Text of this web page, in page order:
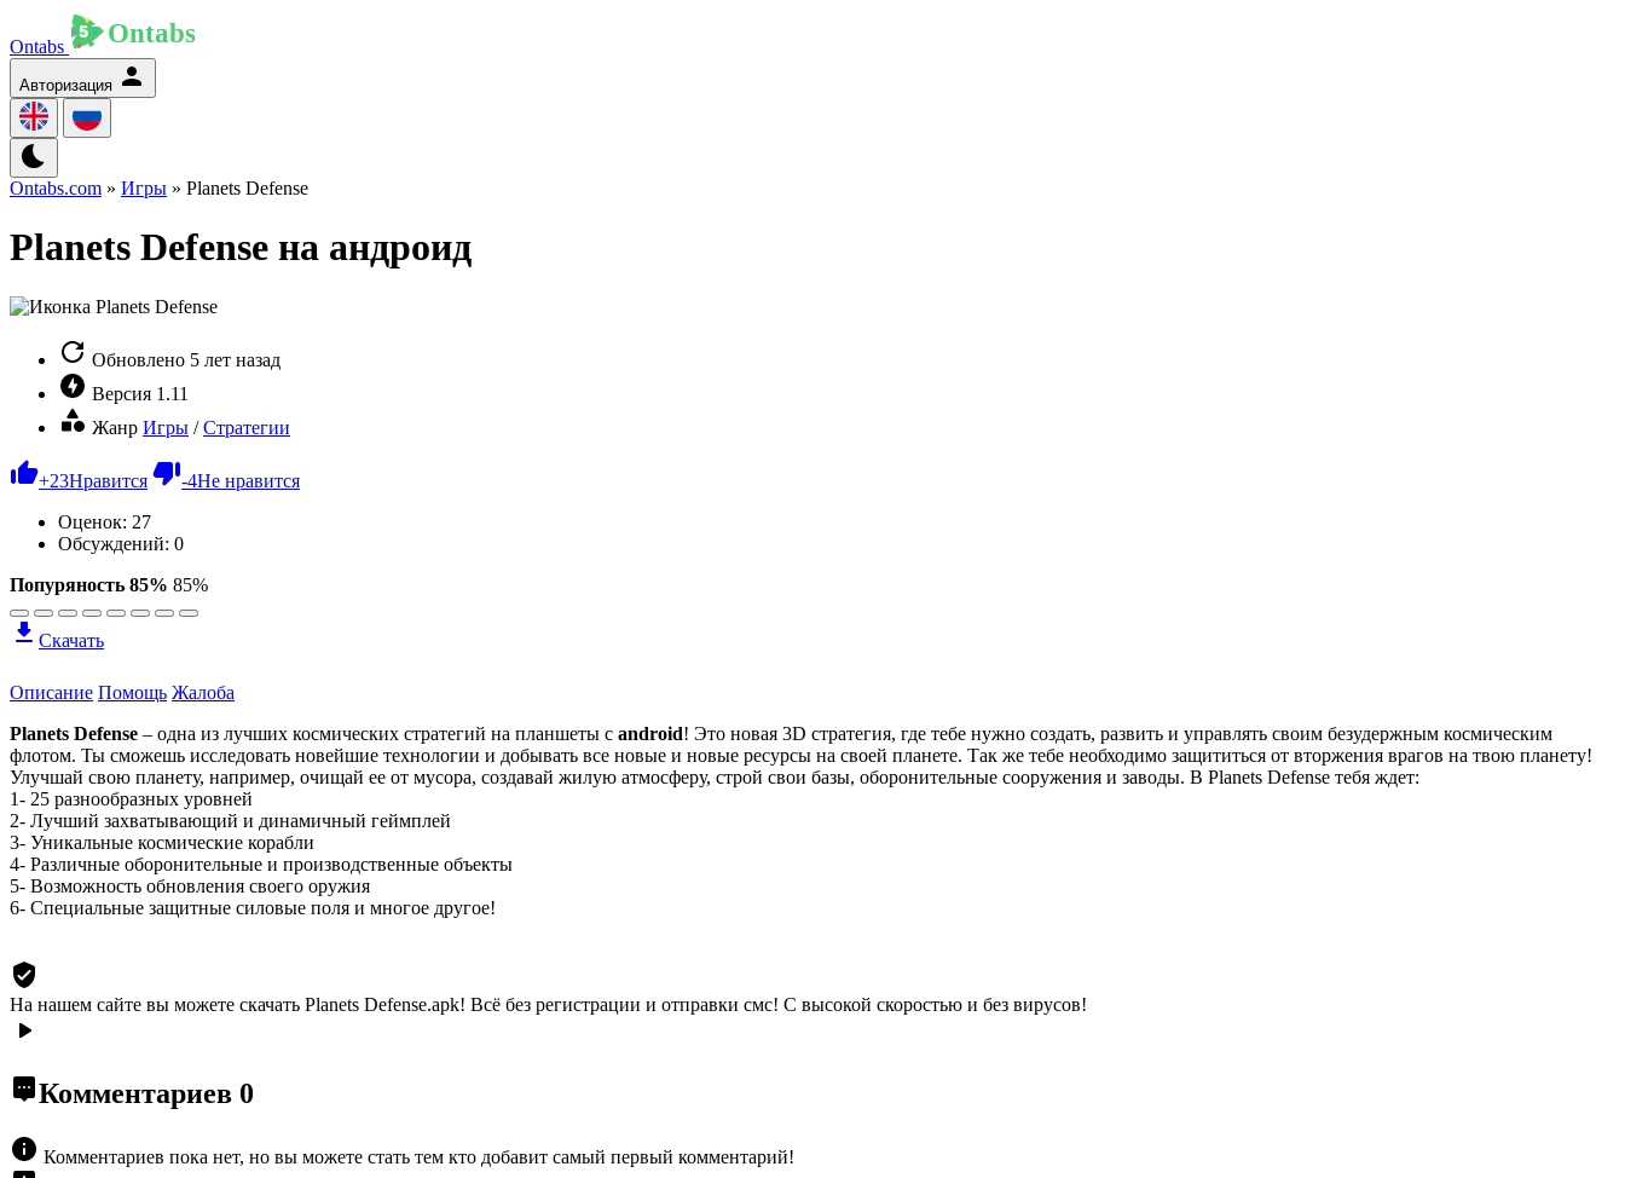
Ontabs
Авторизация
Ontabs.com » Игры » Planets Defense
Planets Defense на андроид
Обновлено 5 лет назад
Версия 1.11
Жанр Игры /Стратегии
+23Нравится -4Не нравится
Оценок: 27
Обсуждений: 0
Попуряность 85% 85%
Скачать
Описание Помощь Жалоба
Planets Defense – одна из лучших космических стратегий на планшеты с android! Это новая 3D стратегия, где тебе нужно создать, развить и управлять своим безудержным космическим
флотом. Ты сможешь исследовать новейшие технологии и добывать все новые и новые ресурсы на своей планете. Так же тебе необходимо защититься от вторжения врагов на твою планету!
Улучшай свою планету, например, очищай ее от мусора, создавай жилую атмосферу, строй свои базы, оборонительные сооружения и заводы. В Planets Defense тебя ждет:
1- 25 разнообразных уровней
2- Лучший захватывающий и динамичный геймплей
3- Уникальные космические корабли
4- Различные оборонительные и производственные объекты
5- Возможность обновления своего оружия
6- Специальные защитные силовые поля и многое другое!
На нашем сайте вы можете скачать Planets Defense.apk! Всё без регистрации и отправки смс! С высокой скоростью и без вирусов!
Комментариев 0
Комментариев пока нет, но вы можете стать тем кто добавит самый первый комментарий!